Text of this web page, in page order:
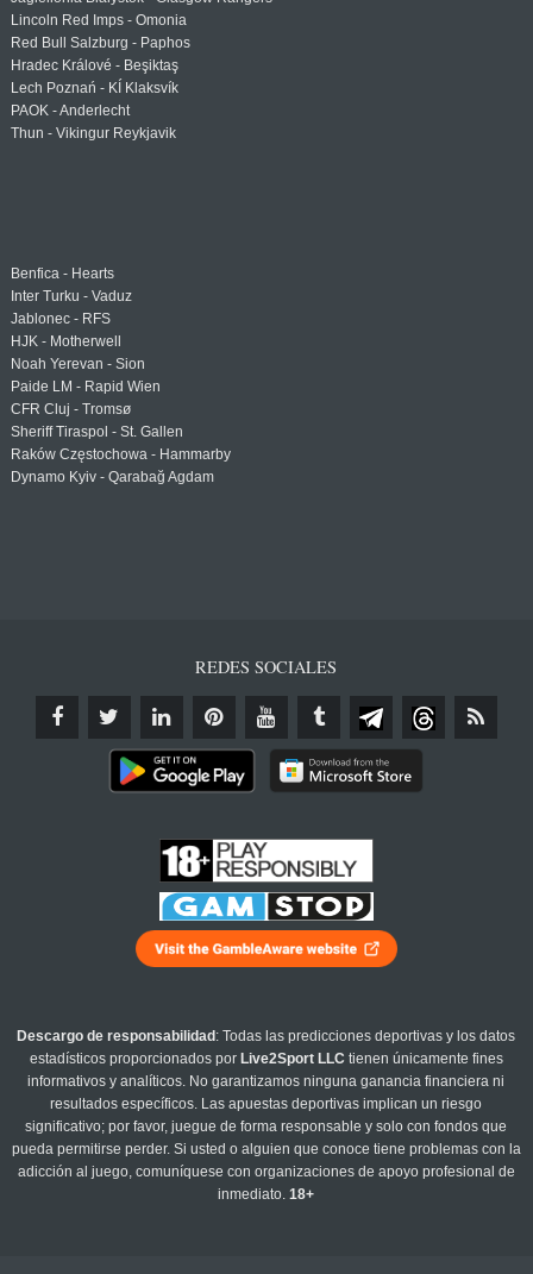
Lincoln Red Imps - Omonia
Red Bull Salzburg - Paphos
Hradec Králové - Beşiktaş
Lech Poznań - KÍ Klaksvík
PAOK - Anderlecht
Thun - Vikingur Reykjavik
Benfica - Hearts
Inter Turku - Vaduz
Jablonec - RFS
HJK - Motherwell
Noah Yerevan - Sion
Paide LM - Rapid Wien
CFR Cluj - Tromsø
Sheriff Tiraspol - St. Gallen
Raków Częstochowa - Hammarby
Dynamo Kyiv - Qarabağ Agdam
REDES SOCIALES
Descargo de responsabilidad : Todas las predicciones deportivas y los datos
estadísticos proporcionados por Live2Sport LLC tienen únicamente fines
informativos y analíticos. No garantizamos ninguna ganancia financiera ni
resultados específicos. Las apuestas deportivas implican un riesgo
significativo; por favor, juegue de forma responsable y solo con fondos que
pueda permitirse perder. Si usted o alguien que conoce tiene problemas con la
adicción al juego, comuníquese con organizaciones de apoyo profesional de
inmediato.18+